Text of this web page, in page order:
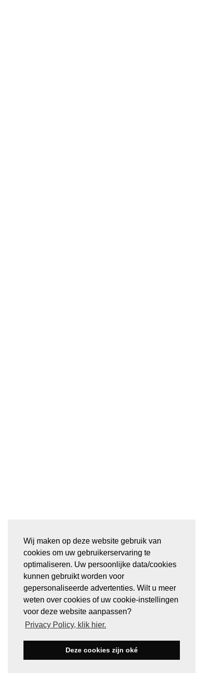
Wij maken op deze website gebruik van
cookies om uw gebruikerservaring te
optimaliseren. Uw persoonlijke data/cookies
kunnen gebruikt worden voor
gepersonaliseerde advertenties. Wilt u meer
weten over cookies of uw cookie-instellingen
voor deze website aanpassen?
Privacy Policy, klik hier.
Deze cookies zijn oké